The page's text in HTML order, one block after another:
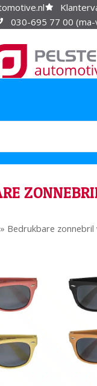
030-695 77 00
» Bedrukbare zonnebril